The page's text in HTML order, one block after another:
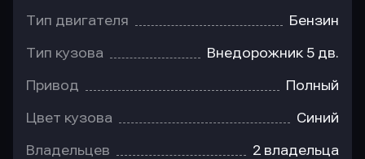
Тип двигателя Бензин
Тип кузова Внедорожник 5 дв.
Привод Полный
Цвет кузова Синий
Владельцев 2 владельца